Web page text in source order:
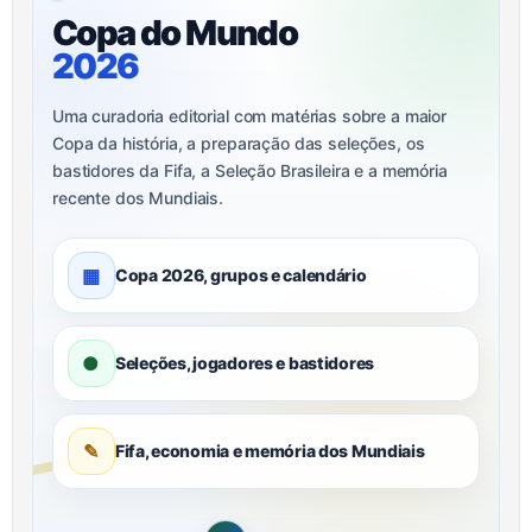
Copa do Mundo
2026
Uma curadoria editorial com matérias sobre a maior
Copa da história, a preparação das seleções, os
bastidores da Fifa, a Seleção Brasileira e a memória
recente dos Mundiais.
▦ Copa 2026, grupos e calendário
● Seleções, jogadores e bastidores
✎ Fifa, economia e memória dos Mundiais